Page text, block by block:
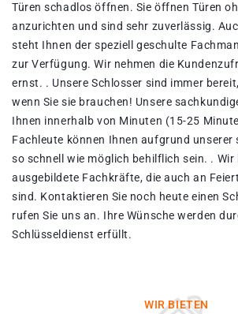
Türen schadlos öffnen. Sie öffnen Türen
anzurichten und sind sehr zuverlässig.
steht Ihnen der speziell geschulte
zur Verfügung. Wir nehmen die
ernst. . Unsere Schlosser sind immer
wenn Sie sie brauchen! Unsere
Ihnen innerhalb von Minuten (15-25
Fachleute können Ihnen aufgrund
so schnell wie möglich behilflich sein. . Wir
ausgebildete Fachkräfte, die auch an
sind. Kontaktieren Sie noch heute einen
rufen Sie uns an. Ihre Wünsche werden
Schlüsseldienst erfüllt.
WIR BIETEN